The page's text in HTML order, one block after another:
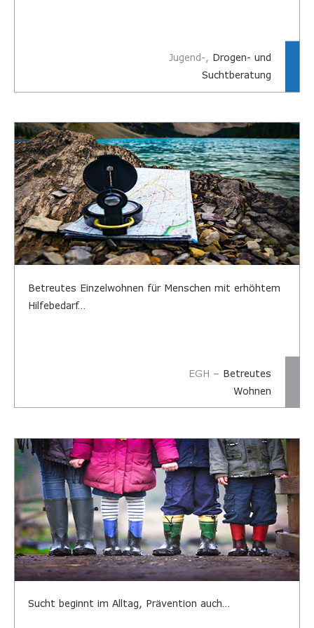
Jugend-, Drogen- und
Suchtberatung
Betreutes Einzelwohnen für Menschen mit erhöhtem
Hilfebedarf…
EGH – Betreutes
Wohnen
EGH – Betreutes Wohnen
Betreutes Einzelwohnen
Ambulante Intensivbetreuung für junge
Erwachsene…
Sucht beginnt im Alltag, Prävention auch…
Fachstelle Suchtprävention
Kindergarten
Schule (alle Schulformen)
Auszubildende
Jugendarbeit/Konfirmation
Lehrkräfte, Multiplikator*innen
Elternarbeit